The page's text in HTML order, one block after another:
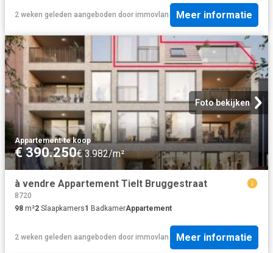
2 weken geleden aangeboden door immovlan Meer informatie
Foto bekijken
Appartement·te koop
€ 390.250€ 3.982/m²
à vendre Appartement Tielt Bruggestraat
8720
98 m²2 Slaapkamers1 BadkamerAppartement
2 weken geleden aangeboden door immovlan Meer informatie